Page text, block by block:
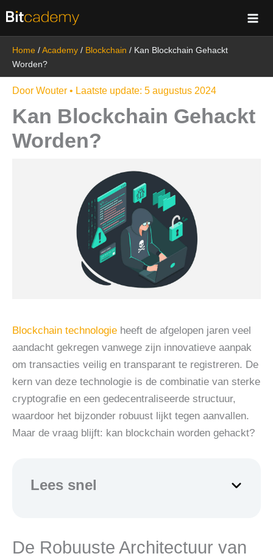
naar
inhoud
Home /Academy / Blockchain / Kan Blockchain Gehackt
Worden?
Door Wouter • Laatste update: 5 augustus 2024
Kan Blockchain Gehackt
Worden?
Blockchain technologie heeft de afgelopen jaren veel
aandacht gekregen vanwege zijn innovatieve aanpak
om transacties veilig en transparant te registreren. De
kern van deze technologie is de combinatie van sterke
cryptografie en een gedecentraliseerde structuur,
waardoor het bijzonder robuust lijkt tegen aanvallen.
Maar de vraag blijft: kan blockchain worden gehackt?
Lees snel
De Robuuste Architectuur van